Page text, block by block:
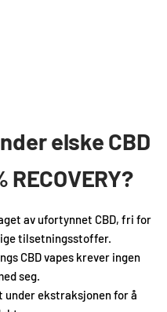
elske CBD
av ufortynnet CBD, fri for
tilsetningsstoffer.
CBD vapes krever ingen
seg.
ekstraksjonen for å